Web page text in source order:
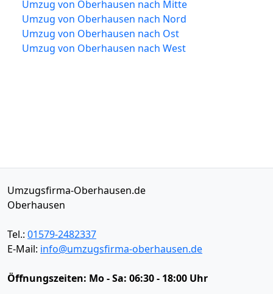
Umzug von Oberhausen nach Mitte
Umzug von Oberhausen nach Nord
Umzug von Oberhausen nach Ost
Umzug von Oberhausen nach West
Umzugsfirma-Oberhausen.de
Oberhausen
Tel.: 01579-2482337
E-Mail: info@umzugsfirma-oberhausen.de
Öffnungszeiten: Mo - Sa: 06:30 - 18:00 Uhr